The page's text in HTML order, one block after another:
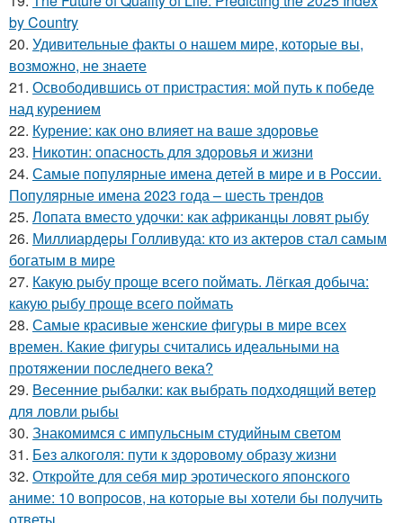
by Country
20. Удивительные факты о нашем мире, которые вы,
возможно, не знаете
21. Освободившись от пристрастия: мой путь к победе
над курением
22. Курение: как оно влияет на ваше здоровье
23. Никотин: опасность для здоровья и жизни
24. Самые популярные имена детей в мире и в России.
Популярные имена 2023 года – шесть трендов
25. Лопата вместо удочки: как африканцы ловят рыбу
26. Миллиардеры Голливуда: кто из актеров стал самым
богатым в мире
27. Какую рыбу проще всего поймать. Лёгкая добыча:
какую рыбу проще всего поймать
28. Самые красивые женские фигуры в мире всех
времен. Какие фигуры считались идеальными на
протяжении последнего века?
29. Весенние рыбалки: как выбрать подходящий ветер
для ловли рыбы
30. Знакомимся с импульсным студийным светом
31. Без алкоголя: пути к здоровому образу жизни
32. Откройте для себя мир эротического японского
аниме: 10 вопросов, на которые вы хотели бы получить
ответы